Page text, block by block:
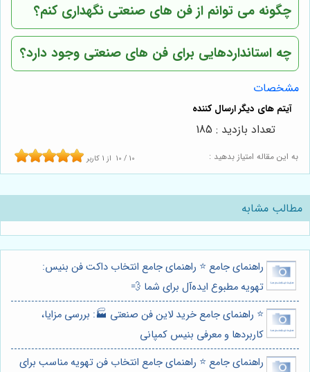
چگونه می توانم از فن های صنعتی نگهداری کنم؟
چه استانداردهایی برای فن های صنعتی وجود دارد؟
مشخصات
به این مقاله امتیاز بدهید : 10 / 10 از 1 کاربر
تعداد بازدید : 185
مطالب مشابه
راهنمای جامع ⭐️ راهنمای جامع انتخاب داکت فن بنیس:
تهویه مطبوع ایده‌آل برای شما 💨
⭐️ راهنمای جامع خرید لاین فن صنعتی 🏭: بررسی مزایا،
کاربردها و معرفی بنیس کمپانی
راهنمای جامع ⭐️ راهنمای جامع انتخاب فن تهویه مناسب برای